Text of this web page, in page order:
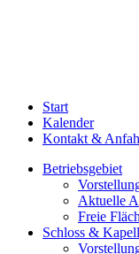
Start
Kalender
Kontakt &
Betriebsgebiet
Aktuelle
Freie
Schloss &